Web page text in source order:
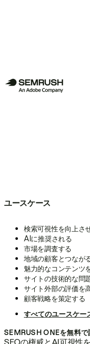
ユースケース
検索可視性を向上さ
AIに推奨される
市場を調査する
地域の顧客とつなが
魅力的なコンテンツ
サイトの技術的な問
サイト外部の評価を
顧客戦略を策定する
すべてのユースケー
SEMRUSH ONEを無料で
SEOの権威とAI可視性